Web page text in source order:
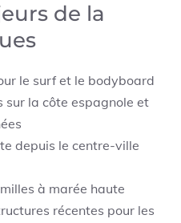
de la
le surf et le bodyboard
sur la côte espagnole et
depuis le centre-ville
à marée haute
récentes pour les